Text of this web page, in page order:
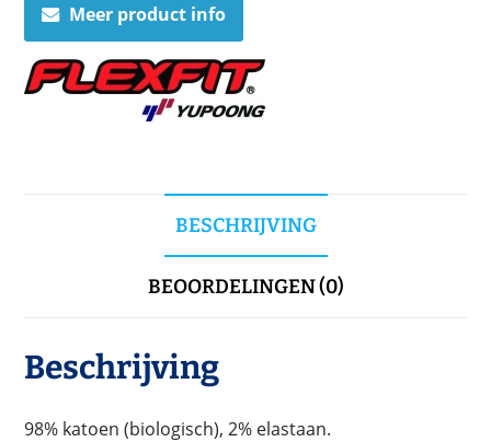
Meer product info
BESCHRIJVING
BEOORDELINGEN (0)
Beschrijving
98% katoen (biologisch), 2% elastaan.